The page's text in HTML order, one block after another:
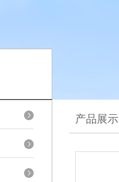
产品展示